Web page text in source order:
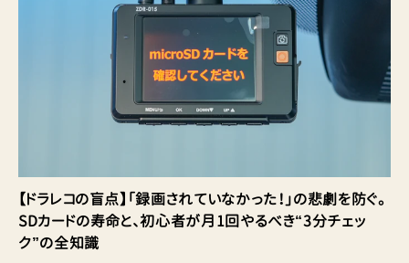
【ドラレコの盲点】「録画されていなかった！」の悲劇を防ぐ。
SDカードの寿命と、初心者が月1回やるべき“3分チェッ
ク”の全知識